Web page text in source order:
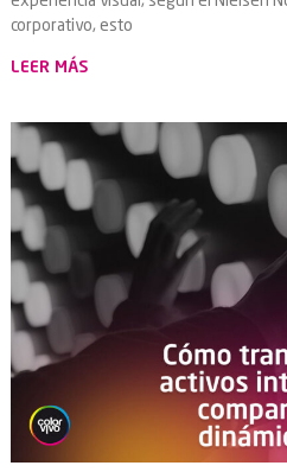
corporativo, esto
LEER MÁS